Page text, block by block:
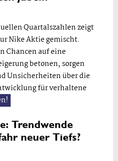
Quartalszahlen zeigt
Nike Aktie gemischt.
Chancen auf eine
betonen, sorgen
Unsicherheiten über die
für verhaltene
Trendwende
neuer Tiefs?